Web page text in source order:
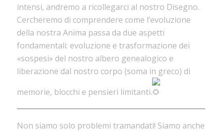
intensi, andremo a ricollegarci al nostro Disegno.
Cercheremo di comprendere come l’evoluzione
della nostra Anima passa da due aspetti
fondamentali: evoluzione e trasformazione dei
«sospesi» del nostro albero genealogico e
liberazione dal nostro corpo (soma in greco) di
memorie, blocchi e pensieri limitanti.
Non siamo solo problemi tramandati! Siamo anche